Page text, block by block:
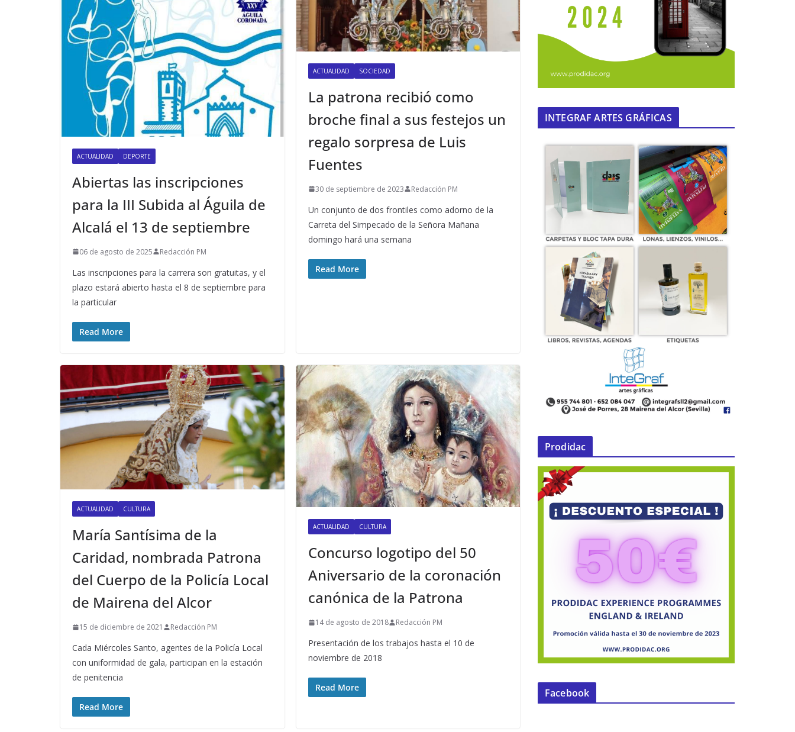
ACTUALIDAD DEPORTE
Abiertas las inscripciones
para la III Subida al ​Águila de
Alcalá el 13 de septiembre
06 de agosto de 2025 Redacción PM
Las inscripciones para la carrera son gratuitas, y el
plazo estará abierto hasta el 8 de septiembre para
la particular
Read More
ACTUALIDAD SOCIEDAD
La patrona recibió como
broche final a sus festejos un
regalo sorpresa de Luis
Fuentes
30 de septiembre de 2023 Redacción PM
Un conjunto de dos frontiles como adorno de la
Carreta del Simpecado de la Señora Mañana
domingo hará una semana
Read More
ACTUALIDAD CULTURA
María Santísima de la
Caridad, nombrada Patrona
del Cuerpo de la Policía Local
de Mairena del Alcor
15 de diciembre de 2021 Redacción PM
Cada Miércoles Santo, agentes de la Policía Local
con uniformidad de gala, participan en la estación
de penitencia
Read More
ACTUALIDAD CULTURA
Concurso logotipo del 50
Aniversario de la coronación
canónica de la Patrona
14 de agosto de 2018 Redacción PM
Presentación de los trabajos hasta el 10 de
noviembre de 2018
Read More
INTEGRAF ARTES GRÁFICAS
Prodidac
Facebook